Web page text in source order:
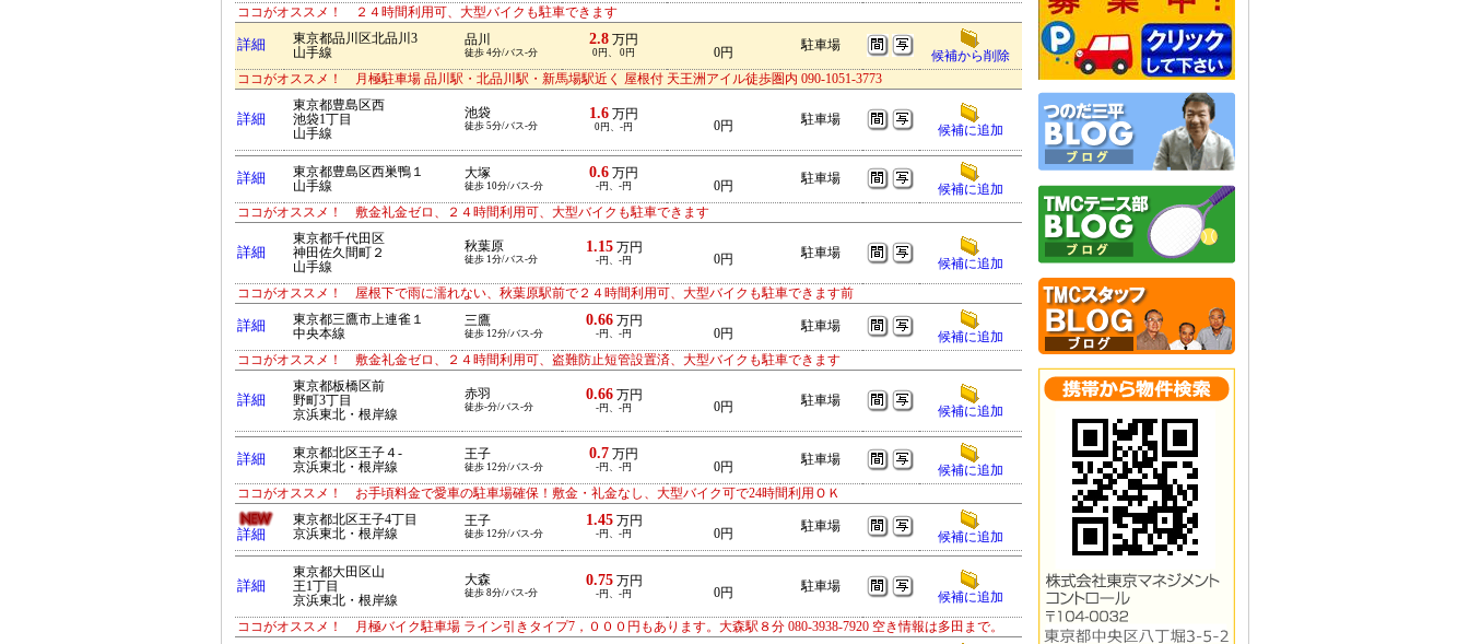
ココがオススメ！ ２４時間利用可、大型バイクも駐車できます
詳細
東京都品川区北品川3
山手線
品川
徒歩 4分/バス-分
2.8 万円
0円、 0円 0円
駐車場
候補から削除
ココがオススメ！ 月極駐車場 品川駅・北品川駅・新馬場駅近く 屋根付 天王洲アイル徒歩圏内 090-1051-3773
詳細
東京都豊島区西
池袋1丁目
山手線
池袋
徒歩 5分/バス-分
1.6 万円
0円、-円 0円
駐車場
候補に追加
詳細
東京都豊島区西巣鴨１
山手線
大塚
徒歩 10分/バス-分
0.6 万円
-円、-円 0円
駐車場
候補に追加
ココがオススメ！ 敷金礼金ゼロ、２４時間利用可、大型バイクも駐車できます
詳細
東京都千代田区
神田佐久間町２
山手線
秋葉原
徒歩 1分/バス-分
1.15万円
-円、-円 0円
駐車場
候補に追加
ココがオススメ！ 屋根下で雨に濡れない、秋葉原駅前で２４時間利用可、大型バイクも駐車できます前
詳細
東京都三鷹市上連雀１
中央本線
三鷹
徒歩 12分/バス-分
0.66万円
-円、-円 0円
駐車場
候補に追加
ココがオススメ！ 敷金礼金ゼロ、２４時間利用可、盗難防止短管設置済、大型バイクも駐車できます
詳細
東京都板橋区前
野町3丁目
京浜東北・根岸線
赤羽
徒歩-分/バス-分
0.66万円
-円、-円 0円
駐車場
候補に追加
詳細
東京都北区王子４-
京浜東北・根岸線
王子
徒歩 12分/バス-分
0.7 万円
-円、-円 0円
駐車場
候補に追加
ココがオススメ！ お手頃料金で愛車の駐車場確保！敷金・礼金なし、大型バイク可で24時間利用ＯＫ
詳細
東京都北区王子4丁目
京浜東北・根岸線
王子
徒歩 12分/バス-分
1.45万円
-円、-円 0円
駐車場
候補に追加
詳細
東京都大田区山
王1丁目
京浜東北・根岸線
大森
徒歩 8分/バス-分
0.75万円
-円、-円 0円
駐車場
候補に追加
ココがオススメ！ 月極バイク駐車場 ライン引きタイプ7，０００円もあります。大森駅８分 080-3938-7920 空き情報は多田まで。